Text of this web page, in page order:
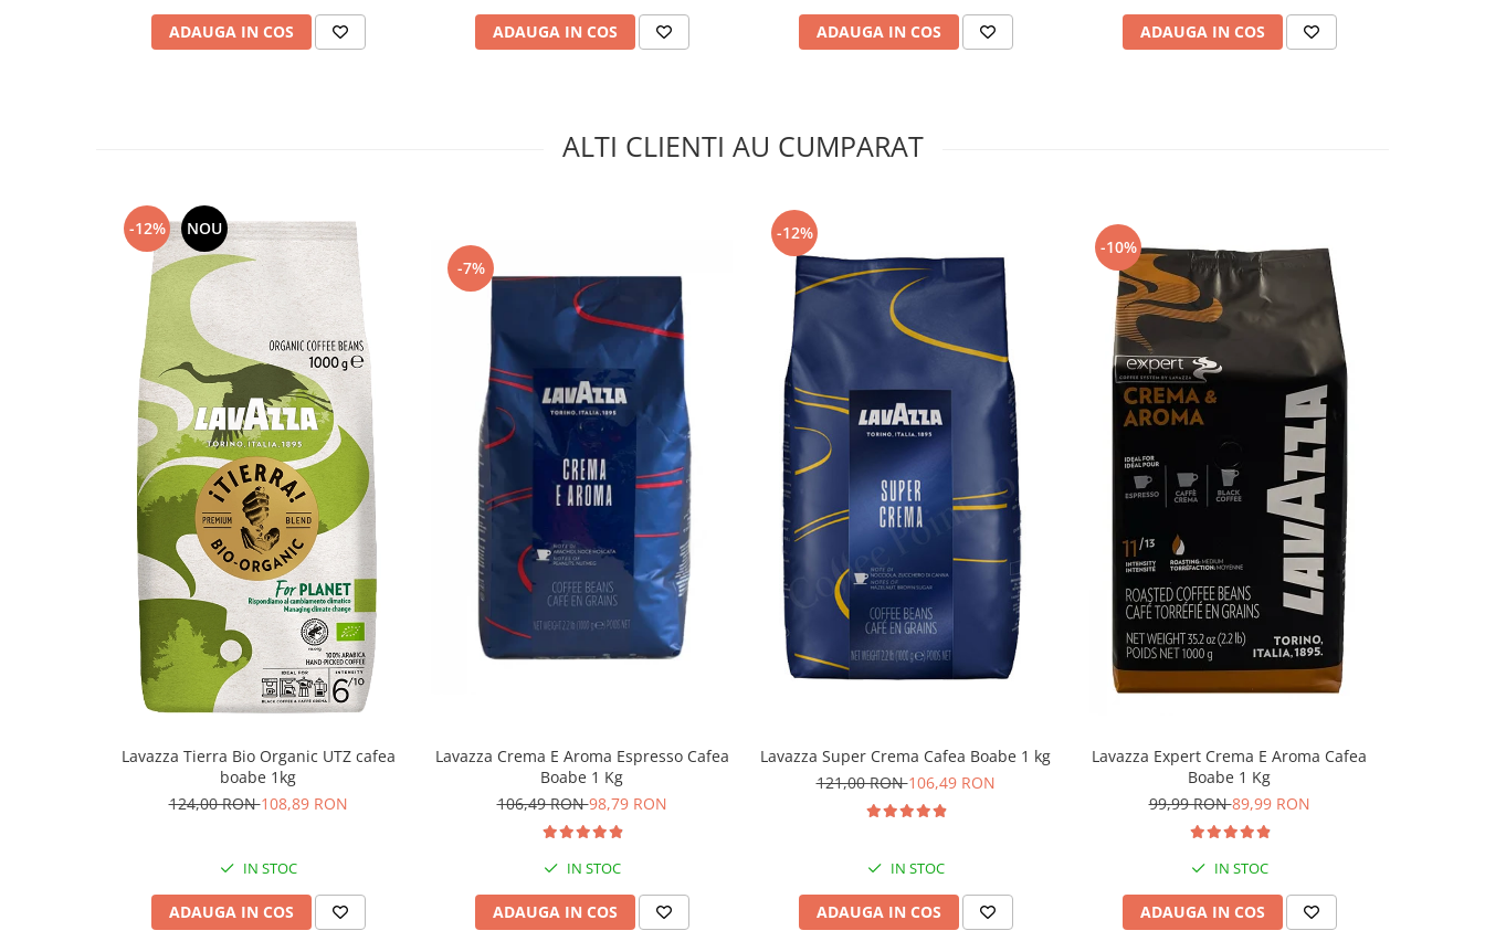
ADAUGA IN COS ADAUGA IN COS ADAUGA IN COS ADAUGA IN COS
ALTI CLIENTI AU CUMPARAT
-12% NOU
Lavazza Tierra Bio Organic UTZ cafea
boabe 1kg
124,00 RON108,89 RON
IN STOC
ADAUGA IN COS
-7%
Lavazza Crema E Aroma Espresso Cafea
Boabe 1 Kg
106,49 RON98,79 RON
IN STOC
ADAUGA IN COS
-12%
Lavazza Super Crema Cafea Boabe 1 kg
121,00 RON106,49 RON
IN STOC
ADAUGA IN COS
-10%
Lavazza Expert Crema E Aroma Cafea
Boabe 1 Kg
99,99 RON89,99 RON
IN STOC
ADAUGA IN COS